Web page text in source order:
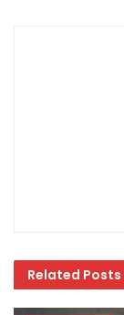
Related Posts